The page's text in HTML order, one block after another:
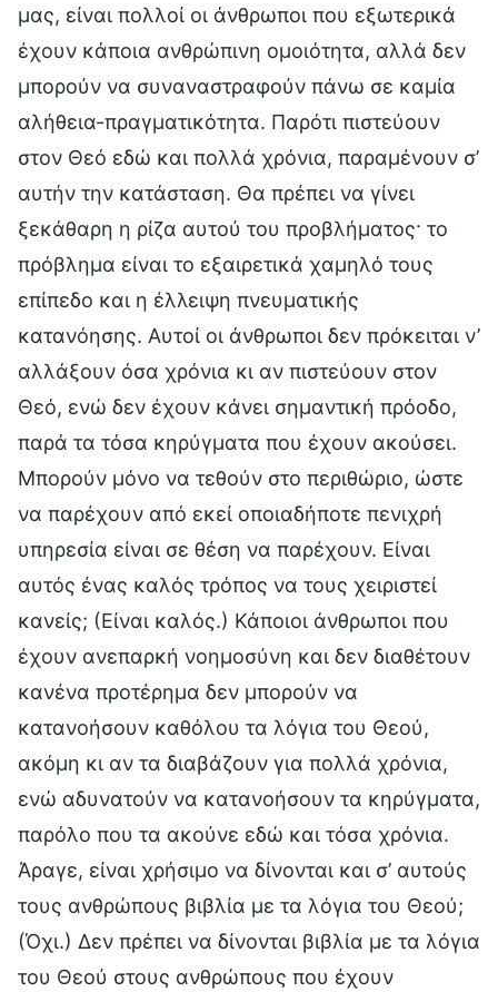
μας, είναι πολλοί οι άνθρωποι που εξωτερικά
έχουν κάποια ανθρώπινη ομοιότητα, αλλά δεν
μπορούν να συναναστραφούν πάνω σε καμία
αλήθεια-πραγματικότητα. Παρότι πιστεύουν
στον Θεό εδώ και πολλά χρόνια, παραμένουν σ’
αυτήν την κατάσταση. Θα πρέπει να γίνει
ξεκάθαρη η ρίζα αυτού του προβλήματος· το
πρόβλημα είναι το εξαιρετικά χαμηλό τους
επίπεδο και η έλλειψη πνευματικής
κατανόησης. Αυτοί οι άνθρωποι δεν πρόκειται ν’
αλλάξουν όσα χρόνια κι αν πιστεύουν στον
Θεό, ενώ δεν έχουν κάνει σημαντική πρόοδο,
παρά τα τόσα κηρύγματα που έχουν ακούσει.
Μπορούν μόνο να τεθούν στο περιθώριο, ώστε
να παρέχουν από εκεί οποιαδήποτε πενιχρή
υπηρεσία είναι σε θέση να παρέχουν. Είναι
αυτός ένας καλός τρόπος να τους χειριστεί
κανείς; (Είναι καλός.) Κάποιοι άνθρωποι που
έχουν ανεπαρκή νοημοσύνη και δεν διαθέτουν
κανένα προτέρημα δεν μπορούν να
κατανοήσουν καθόλου τα λόγια του Θεού,
ακόμη κι αν τα διαβάζουν για πολλά χρόνια,
ενώ αδυνατούν να κατανοήσουν τα κηρύγματα,
παρόλο που τα ακούνε εδώ και τόσα χρόνια.
Άραγε, είναι χρήσιμο να δίνονται και σ’ αυτούς
τους ανθρώπους βιβλία με τα λόγια του Θεού;
(Όχι.) Δεν πρέπει να δίνονται βιβλία με τα λόγια
του Θεού στους ανθρώπους που έχουν